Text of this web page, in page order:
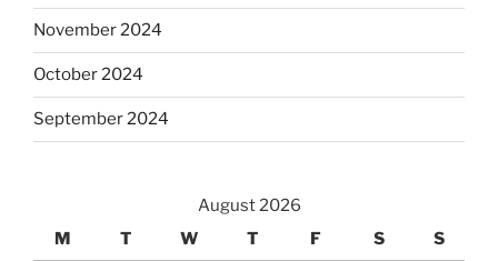
November 2024
October 2024
September 2024
August 2026
M
T W T F S S